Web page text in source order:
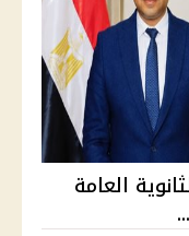
3 مواد بالثانوية العامة